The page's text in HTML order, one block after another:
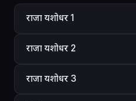
राजा यशोधर 1
राजा यशोधर 2
राजा यशोधर 3